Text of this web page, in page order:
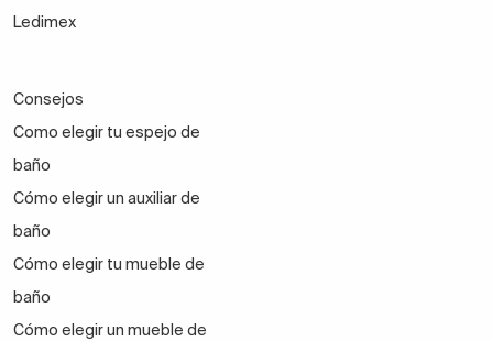
Ledimex
Consejos
Como elegir tu espejo de
baño
Cómo elegir un auxiliar de
baño
Cómo elegir tu mueble de
baño
Cómo elegir un mueble de